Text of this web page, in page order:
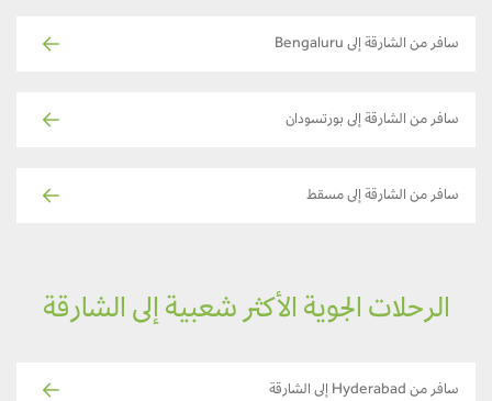
سافر من الشارقة إلى Bengaluru
سافر من الشارقة إلى بورتسودان
سافر من الشارقة إلى مسقط
الرحلات الجوية الأكثر شعبية إلى الشارقة
سافر من Hyderabad إلى الشارقة